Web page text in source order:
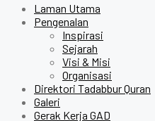
Laman Utama
Pengenalan
Inspirasi
Sejarah
Visi & Misi
Organisasi
Direktori Tadabbur Quran
Galeri
Gerak Kerja GAD